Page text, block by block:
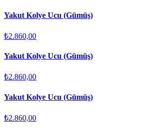
Yakut Kolye Ucu (Gümüş)
₺2.860,00
Yakut Kolye Ucu (Gümüş)
₺2.860,00
Yakut Kolye Ucu (Gümüş)
₺2.860,00